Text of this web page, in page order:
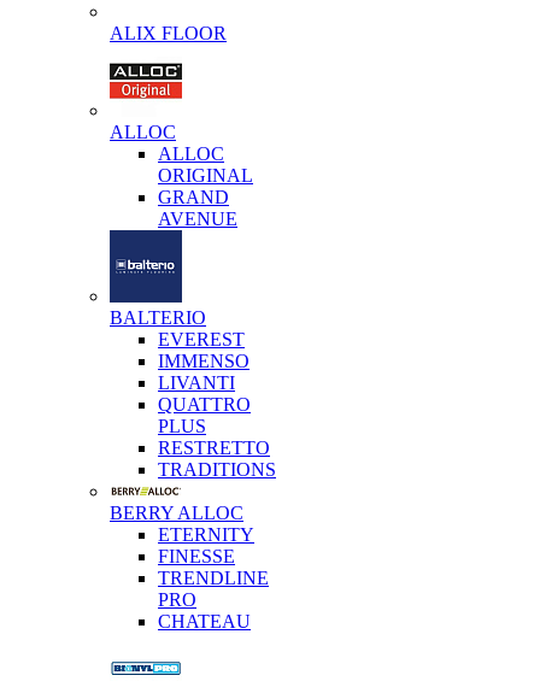
ALIX FLOOR
ALLOC
ALLOC
ORIGINAL
GRAND
AVENUE
BALTERIO
EVEREST
IMMENSO
LIVANTI
QUATTRO
PLUS
RESTRETTO
TRADITIONS
BERRY ALLOC
ETERNITY
FINESSE
TRENDLINE
PRO
CHATEAU